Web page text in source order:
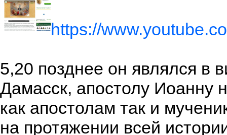
https://
5,20 позднее он являлся в
Дамасск, апостолу Иоанну
как апостолам так и
на протяжении всей